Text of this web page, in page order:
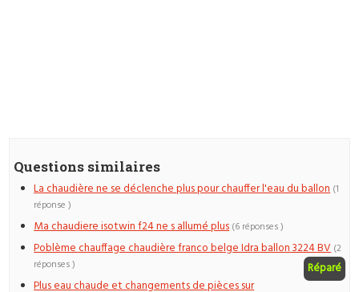
Questions similaires
La chaudière ne se déclenche plus pour chauffer l'eau du ballon (1
réponse )
Ma chaudiere isotwin f24 ne s allumé plus (6 réponses )
Poblème chauffage chaudière franco belge Idra ballon 3224 BV
Réparé
(2
réponses )
Plus eau chaude et changements de pièces sur